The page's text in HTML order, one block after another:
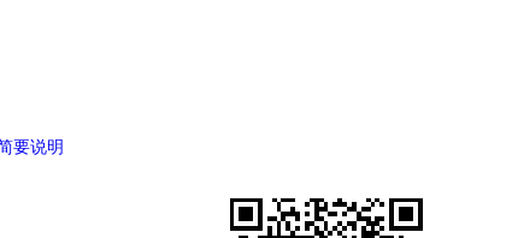
要说明